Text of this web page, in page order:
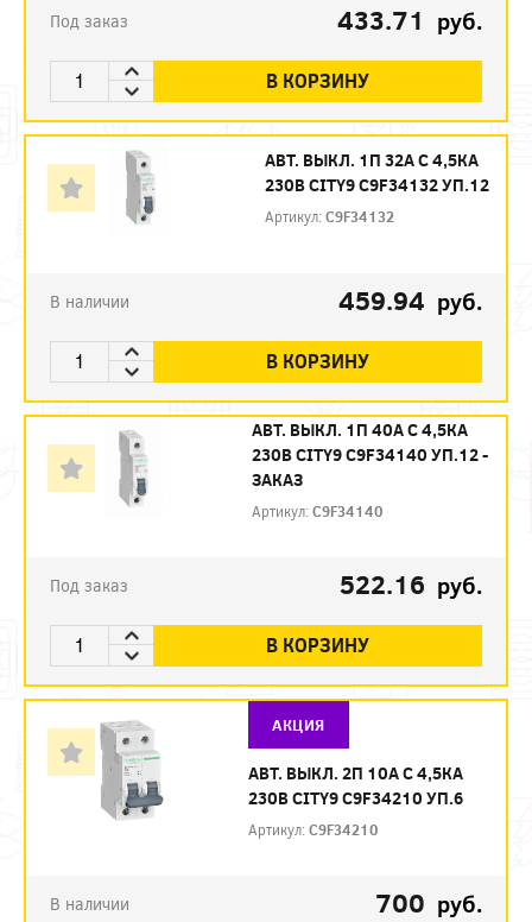
Под заказ 433.71 руб.
В КОРЗИНУ
АВТ. ВЫКЛ. 1П 32А С 4,5КА
230В CITY9 C9F34132 УП.12
Артикул:C9F34132
В наличии 459.94 руб.
В КОРЗИНУ
АВТ. ВЫКЛ. 1П 40А С 4,5КА
230В CITY9 C9F34140 УП.12 -
ЗАКАЗ
Артикул:C9F34140
Под заказ 522.16 руб.
В КОРЗИНУ
АКЦИЯ
АВТ. ВЫКЛ. 2П 10А С 4,5КА
230В CITY9 C9F34210 УП.6
Артикул:C9F34210
В наличии 700 руб.